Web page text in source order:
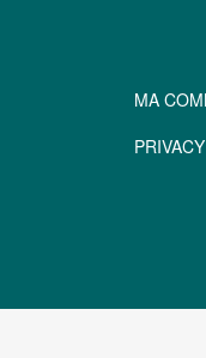
MA
PRIVACY